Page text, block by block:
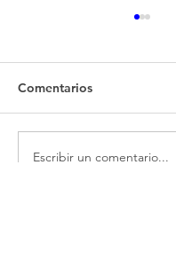
Rafael Aguelo |
Comentarios
Escribir un comentario...